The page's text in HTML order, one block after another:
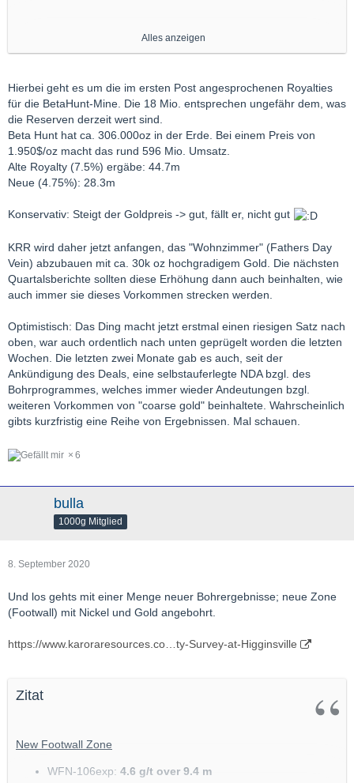
(the "Company" or "Maverix") (NYSE American: MMX) (TSX:
MMX) is pleased to announce the closing of the previously
announced transaction with Karora Resources Inc. ("Karora") to
reduce the gold royalty on the Beta Hunt mine from 7.5% to
4.75% effective July 1, 2020 (the "Transaction"). The
Transaction will allow both Maverix and Karora shareholders to
benefit from a renewed focus on exploration, development and
consideration for the Transaction, Maverix will receive total
received on closing and an additional US$2.5 million to be paid
in January 2021. The Company plans to use the proceeds to
reduce the amount drawn under its revolving credit facility.
Dan O'Flaherty, CEO of Maverix, commented, "Maverix is
pleased to support Karora as it continues to unlock Beta Hunt's
potential. We remain focused on growing our asset portfolio by
pursuing opportunities to acquire high quality royalties and
streams, creating further per share value for our shareholders."
Alles anzeigen
Hierbei geht es um die im ersten Post angesprochenen Royalties
für die BetaHunt-Mine. Die 18 Mio. entsprechen ungefähr dem, was
die Reserven derzeit wert sind.
Beta Hunt hat ca. 306.000oz in der Erde. Bei einem Preis von
1.950$/oz macht das rund 596 Mio. Umsatz.
Alte Royalty (7.5%) ergäbe: 44.7m
Neue (4.75%): 28.3m
Konservativ: Steigt der Goldpreis -> gut, fällt er, nicht gut
KRR wird daher jetzt anfangen, das "Wohnzimmer" (Fathers Day
Vein) abzubauen mit ca. 30k oz hochgradigem Gold. Die nächsten
Quartalsberichte sollten diese Erhöhung dann auch beinhalten, wie
auch immer sie dieses Vorkommen strecken werden.
Optimistisch: Das Ding macht jetzt erstmal einen riesigen Satz nach
oben, war auch ordentlich nach unten geprügelt worden die letzten
Wochen. Die letzten zwei Monate gab es auch, seit der
Ankündigung des Deals, eine selbstauferlegte NDA bzgl. des
Bohrprogrammes, welches immer wieder Andeutungen bzgl.
weiteren Vorkommen von "coarse gold" beinhaltete. Wahrscheinlich
gibts kurzfristig eine Reihe von Ergebnissen. Mal schauen.
6
bulla
1000g Mitglied
8. September 2020
Und los gehts mit einer Menge neuer Bohrergebnisse; neue Zone
(Footwall) mit Nickel und Gold angebohrt.
https://www.karoraresources.co…ty-Survey-at-Higginsville
Zitat
New Footwall Zone
WFN-106exp: 4.6 g/t over 9.4 m